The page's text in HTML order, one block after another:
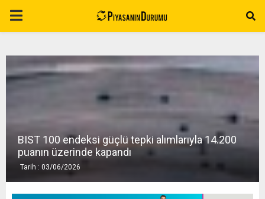
P
I
ABIST 100 endeksi güçlü tepki alımlarıyla 14.200
puanın üzerinde kapandı
Tarih : 03/06/2026